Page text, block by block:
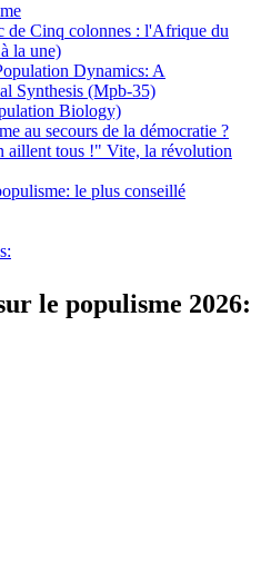
de Cinq colonnes : l'Afrique du
la une)
Dynamics: A
Synthesis (Mpb-35)
Biology)
au secours de la démocratie ?
aillent tous !" Vite, la révolution
le plus conseillé
le populisme 2026: